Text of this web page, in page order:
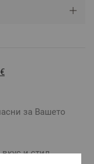
за Вашето
и стил